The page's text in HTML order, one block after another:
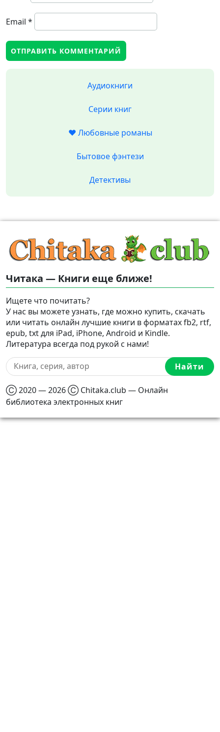
Email *
Аудиокниги
Серии книг
❤️ Любовные романы
Бытовое фэнтези
Детективы
Читака — Книги еще ближе!
Ищете что почитать?
У нас вы можете узнать, где можно купить, скачать
или читать онлайн лучшие книги в форматах fb2, rtf,
epub, txt для iPad, iPhone, Android и Kindle.
Литература всегда под рукой с нами!
Найти
Ⓒ 2020 — 2026 Ⓒ Chitaka.club — Онлайн
библиотека электронных книг